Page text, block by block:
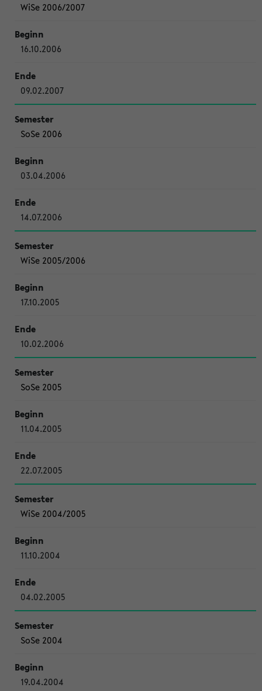
WiSe 2006/2007
16.10.2006
09.02.2007
SoSe 2006
03.04.2006
14.07.2006
WiSe 2005/2006
17.10.2005
10.02.2006
SoSe 2005
11.04.2005
22.07.2005
WiSe 2004/2005
11.10.2004
04.02.2005
SoSe 2004
19.04.2004